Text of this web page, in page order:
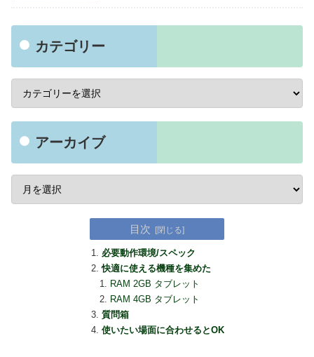
カテゴリー
アーカイブ
目次
必要動作環境/スペック
快適に使える機種を集めた
RAM 2GB タブレット
RAM 4GB タブレット
質問箱
使いたい場面に合わせるとOK